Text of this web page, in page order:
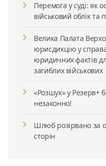
Перемога у суді: як
військовий облік та
Велика Палата
юрисдикцію у
юридичних фактів
загиблих військових
«Розшук» у Резерв+
незаконно!
Шлюб розірвано за
сторін